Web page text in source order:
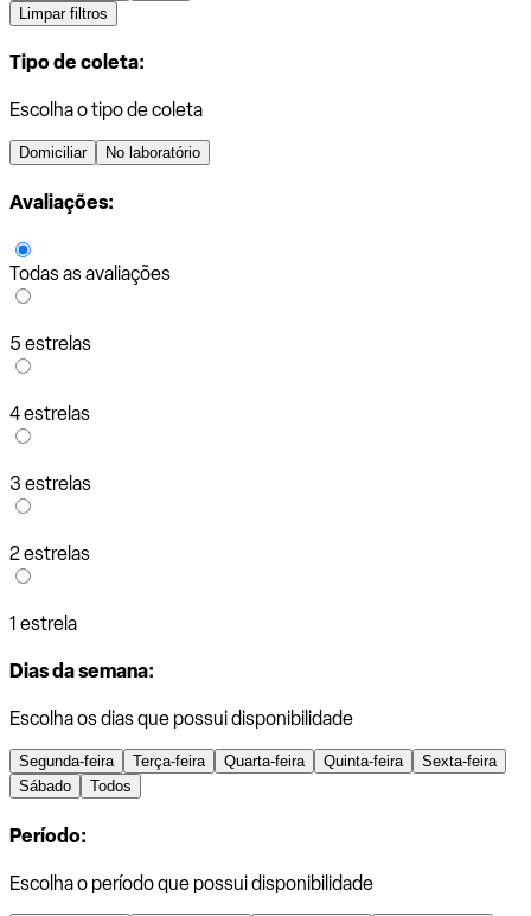
Limpar filtros
Tipo de coleta:
Escolha o tipo de coleta
Domiciliar No laboratório
Avaliações:
Todas as avaliações
5 estrelas
4 estrelas
3 estrelas
2 estrelas
1 estrela
Dias da semana:
Escolha os dias que possui disponibilidade
Segunda-feira Terça-feira Quarta-feira Quinta-feira
Sexta-feira
Sábado
Todos
Período:
Escolha o período que possui disponibilidade